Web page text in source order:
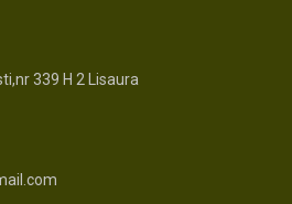
339 H 2 Lisaura